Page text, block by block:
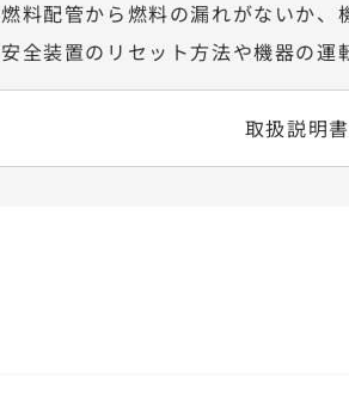
燃料配管から燃料の漏れがないか、
安全装置のリセット方法や機器の運
取扱説明書